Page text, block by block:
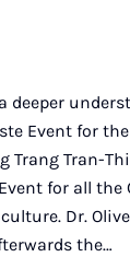
deeper
Event for
Trang Tran-
for all
Dr.
the…